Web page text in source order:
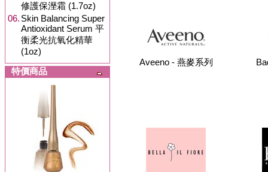
修護保溼霜 (1.7oz)
06. Skin Balancing Super
Antioxidant Serum 平
衡柔光抗氧化精華
(1oz)
特價商品
Aveeno - 燕麥系列